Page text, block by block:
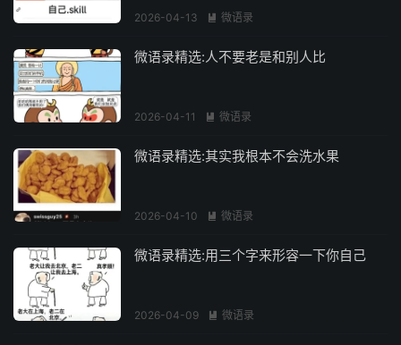
2026-04-13  微语录
微语录精选:人不要老是和别人比
2026-04-11  微语录
微语录精选:其实我根本不会洗水果
2026-04-10  微语录
微语录精选:用三个字来形容一下你自己
2026-04-09  微语录